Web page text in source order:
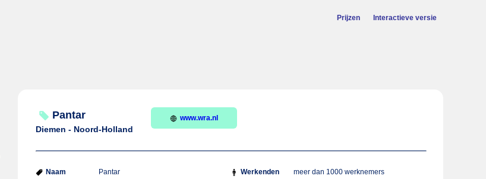
Prijzen Interactieve versie
Pantar
Diemen - Noord-Holland
www.wra.nl
Naam
Pantar
Werkenden
meer dan 1000 werknemers